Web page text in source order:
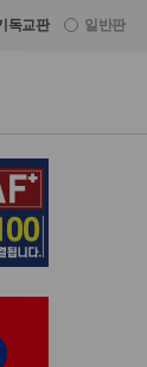
독교판 일반판